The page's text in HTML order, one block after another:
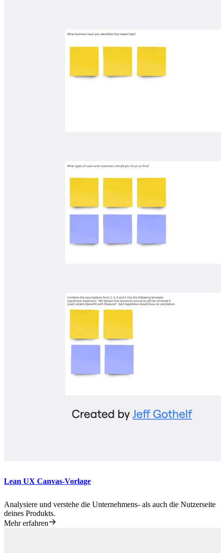
Lean UX Canvas-Vorlage
Analysiere und verstehe die Unternehmens- als auch die Nutzerseite
deines Produkts.
Mehr erfahren